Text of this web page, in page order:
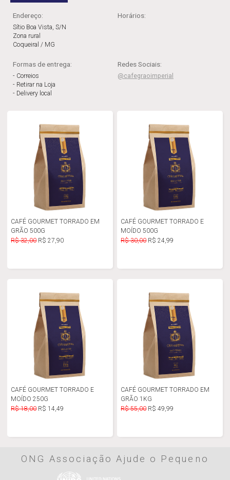
Endereço:
Sítio Boa Vista, S/N
Zona rural
Coqueiral / MG
Horários:
Formas de entrega:
- Correios
- Retirar na Loja
- Delivery local
Redes Sociais:
@cafegraoimperial
CAFÉ GOURMET TORRADO EM
GRÃO 500G
R$ 32,00R$ 27,90
CAFÉ GOURMET TORRADO E
MOÍDO 500G
R$ 30,00R$ 24,99
CAFÉ GOURMET TORRADO E
MOÍDO 250G
R$ 18,00R$ 14,49
CAFÉ GOURMET TORRADO EM
GRÃO 1KG
R$ 55,00R$ 49,99
ONG Associação Ajude o Pequeno